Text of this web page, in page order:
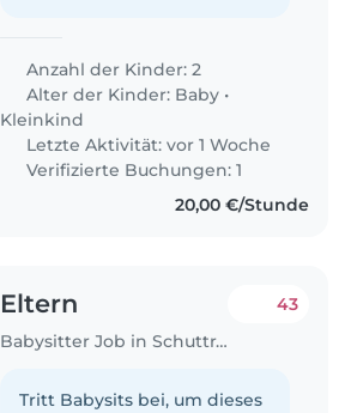
Anzahl der Kinder: 2
Alter der Kinder: Baby •
Kleinkind
Letzte Aktivität: vor 1 Woche
Verifizierte Buchungen: 1
20,00 €/Stunde
Eltern
Babysitter Job in Schuttrange
43
Tritt Babysits bei, um dieses